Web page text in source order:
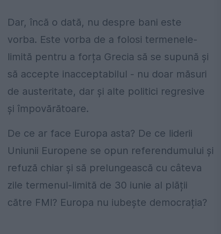
Dar, încă o dată, nu despre bani este
vorba. Este vorba de a folosi termenele-
limită pentru a forța Grecia să se supună și
să accepte inacceptabilul - nu doar măsuri
de austeritate, dar și alte politici regresive
și împovărătoare.
De ce ar face Europa asta? De ce liderii
Uniunii Europene se opun referendumului și
refuză chiar și să prelungească cu câteva
zile termenul-limită de 30 iunie al plății
către FMI? Europa nu iubește democrația?